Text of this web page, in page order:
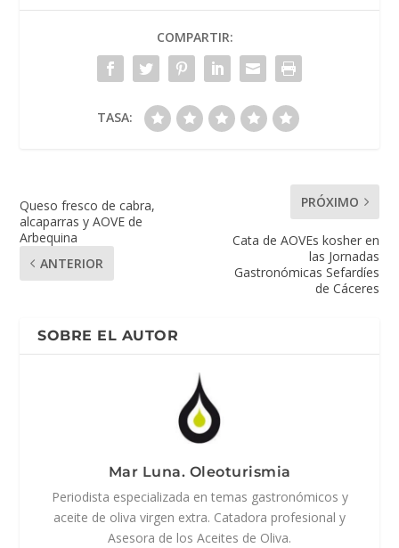
COMPARTIR:
TASA:
Queso fresco de cabra,
alcaparras y AOVE de
Arbequina
ANTERIOR
PRÓXIMO
Cata de AOVEs kosher en
las Jornadas
Gastronómicas Sefardíes
de Cáceres
SOBRE EL AUTOR
Mar Luna. Oleoturismia
Periodista especializada en temas gastronómicos y
aceite de oliva virgen extra. Catadora profesional y
Asesora de los Aceites de Oliva.